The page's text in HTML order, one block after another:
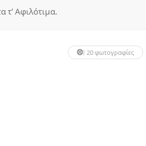
τ’ Αφιλότιμα.
20 φωτογραφίες